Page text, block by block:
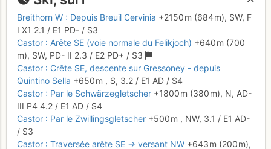
Breithorn W : Depuis Breuil Cervinia +2150 m (684 m), SW, F
I X1 2.1 / E1 PD- / S3
Castor : Arête SE (voie normale du Felikjoch) +640 m (700
m), SW, PD- II 2.3 / E2 PD+ / S3
Castor : Crête SE, descente sur Gressoney - depuis
Quintino Sella +650 m , S, 3.2 / E1 AD / S4
Castor : Par le Schwärzegletscher +1800 m (380 m), N, AD-
III P4 4.2 / E1 AD / S4
Castor : Par le Zwillingsgletscher +500 m , NW, 3.1 / E1 AD-
/ S3
Castor : Traversée arête SE → versant NW +643 m (200 m),